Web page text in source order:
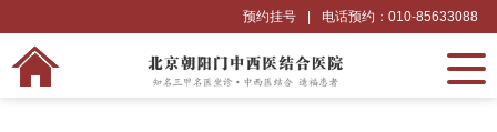
电话预约：010-85633088
预约挂号